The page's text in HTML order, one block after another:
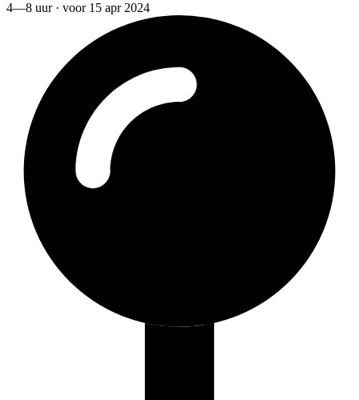
4—8 uur · voor 15 apr 2024